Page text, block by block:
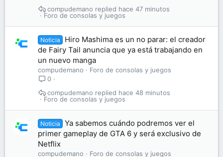
Foro de consolas y juegos
hace 47 minutos
compudemano
Noticia
Hiro Mashima es un no parar: el creador
de Fairy Tail anuncia que ya está trabajando en
un nuevo manga
compudemano
Foro de consolas y juegos
0
Foro de consolas y juegos
hace 48 minutos
compudemano
Noticia
Ya sabemos cuándo podremos ver el
primer gameplay de GTA 6 y será exclusivo de
Netflix
compudemano
Foro de consolas y juegos